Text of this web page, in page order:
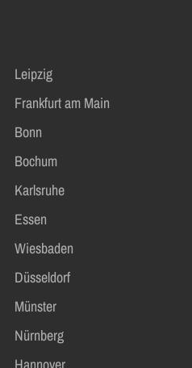
Leipzig
Frankfurt am Main
Bonn
Bochum
Karlsruhe
Essen
Wiesbaden
Düsseldorf
Münster
Nürnberg